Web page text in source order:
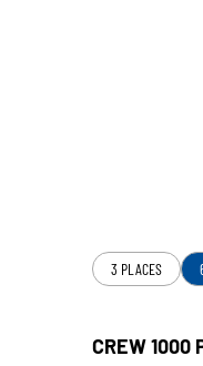
3 PLACES
CREW 1000